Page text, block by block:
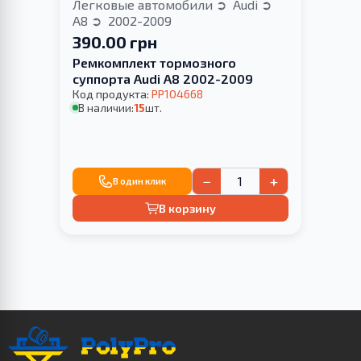
Легковые автомобили
Audi
A8
2002-2009
390.00 грн
Ремкомплект тормозного
суппорта Audi A8 2002-2009
Код продукта: PP104668
В наличии:15шт.
В один клик − +
В корзину